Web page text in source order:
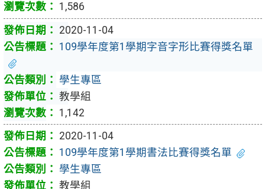
1,586
2020-11-04
109學年度第1學期字音字形比賽得獎名單
學生專區
教學組
1,142
2020-11-04
109學年度第1學期書法比賽得獎名單
學生專區
教學組